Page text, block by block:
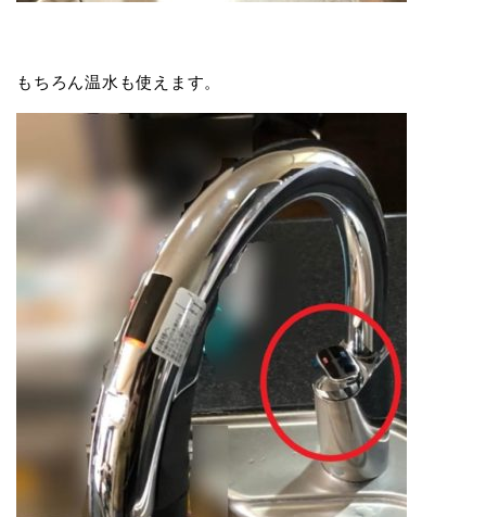
もちろん温水も使えます。